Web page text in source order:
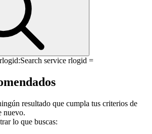
Search service rlogid =
resultado que cumpla tus criterios de
nuevo.
lo que buscas: